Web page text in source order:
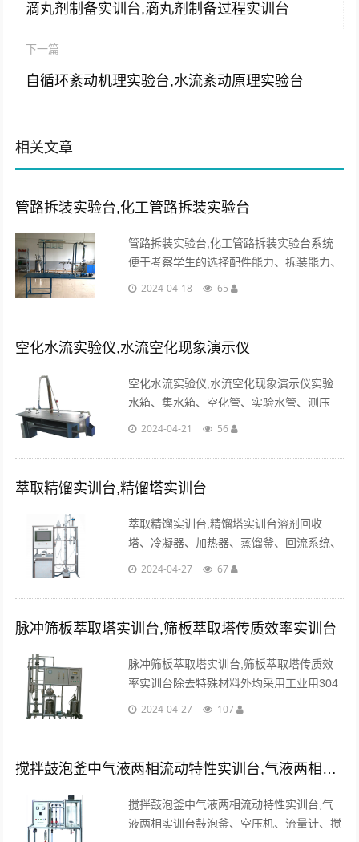
滴丸剂制备实训台,滴丸剂制备过程实训台
下一篇
自循环紊动机理实验台,水流紊动原理实验台
相关文章
管路拆装实验台,化工管路拆装实验台
管路拆装实验台,化工管路拆装实验台系统
便于考察学生的选择配件能力、拆装能力、
装置运行情况、完成任务情况等，有相应的
2024-04-18 65
空化水流实验仪,水流空化现象演示仪
空化水流实验仪,水流空化现象演示仪实验
水箱、集水箱、空化管、实验水管、测压
排、计量水箱、刻度标尺、秒表、水泵、回
2024-04-21 56
萃取精馏实训台,精馏塔实训台
萃取精馏实训台,精馏塔实训台溶剂回收
塔、冷凝器、加热器、蒸馏釜、回流系统、
流量计、温度传感器、中央处理器、触摸
2024-04-27 67
脉冲筛板萃取塔实训台,筛板萃取塔传质效率实训台
脉冲筛板萃取塔实训台,筛板萃取塔传质效
率实训台除去特殊材料外均采用工业用304
不锈钢制造，所有装备均进行精细抛光处
2024-04-27 107
搅拌鼓泡釜中气液两相流动特性实训台,气液两相实训台
搅拌鼓泡釜中气液两相流动特性实训台,气
液两相实训台鼓泡釜、空压机、流量计、搅